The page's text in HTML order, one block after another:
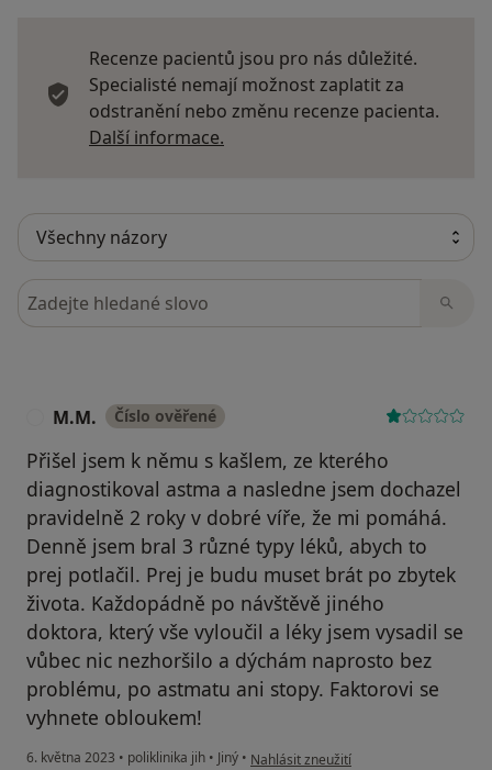
Recenze pacientů jsou pro nás důležité.
Specialisté nemají možnost zaplatit za
odstranění nebo změnu recenze pacienta.
Další informace.
Hledejte v názorech
M.M. Číslo ověřené
Přišel jsem k němu s kašlem, ze kterého
diagnostikoval astma a nasledne jsem dochazel
pravidelně 2 roky v dobré víře, že mi pomáhá.
Denně jsem bral 3 různé typy léků, abych to
prej potlačil. Prej je budu muset brát po zbytek
života. Každopádně po návštěvě jiného
doktora, který vše vyloučil a léky jsem vysadil se
vůbec nic nezhoršilo a dýchám naprosto bez
problému, po astmatu ani stopy. Faktorovi se
vyhnete obloukem!
6. května 2023 • poliklinika jih • Jiný • podle názoru uživatele M.M.
Nahlásit zneužití